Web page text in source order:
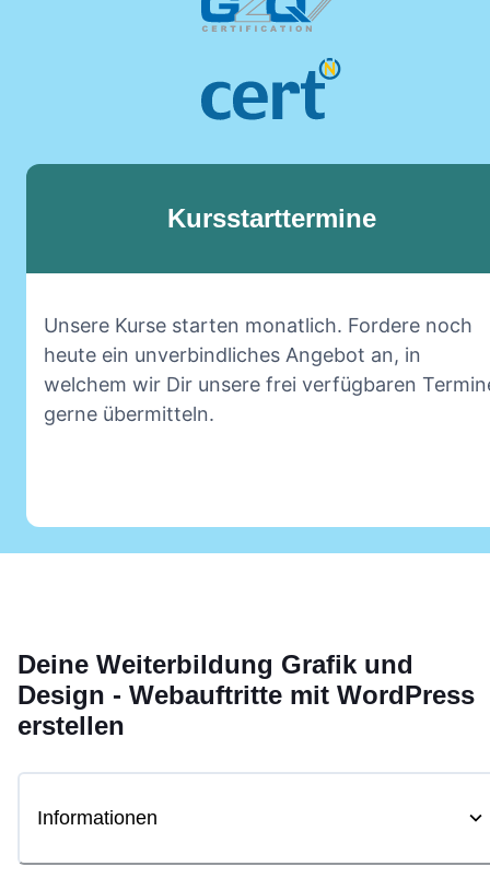
Kursstarttermine
Unsere Kurse starten monatlich. Fordere noch
heute ein unverbindliches Angebot an, in
welchem wir Dir unsere frei verfügbaren
gerne übermitteln.
Deine Weiterbildung Grafik und
Design - Webauftritte mit WordPress
erstellen
Informationen